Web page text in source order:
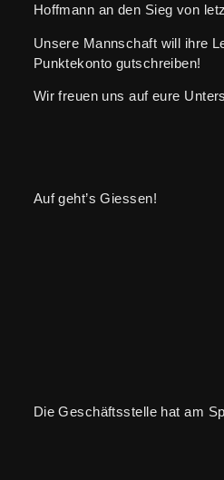
Hoffmann an den Sieg von
Unsere Mannschaft will ihre
Punktekonto gutschreiben!
Wir freuen uns auf eure
Auf geht’s Giessen!
Die Geschäftsstelle hat am